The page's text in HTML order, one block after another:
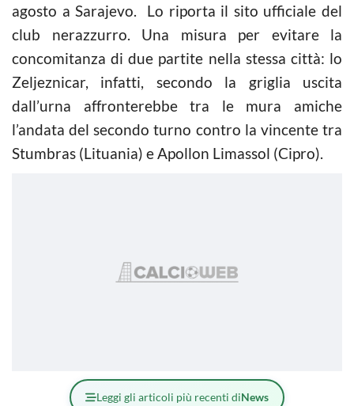
agosto a Sarajevo. Lo riporta il sito ufficiale del
club nerazzurro. Una misura per evitare la
concomitanza di due partite nella stessa città: lo
Zeljeznicar, infatti, secondo la griglia uscita
dall’urna affronterebbe tra le mura amiche
l’andata del secondo turno contro la vincente tra
Stumbras (Lituania) e Apollon Limassol (Cipro).
Leggi gli articoli più recenti diNews